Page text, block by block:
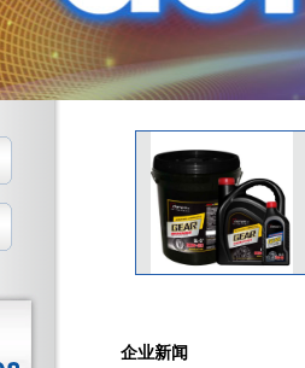
企业新闻